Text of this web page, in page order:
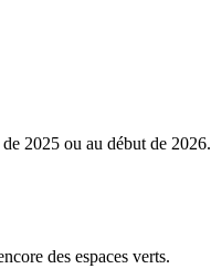
2025 ou au début de 2026.
des espaces verts.